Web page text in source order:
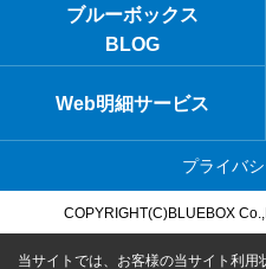
ブルーボックス
BLOG
Web明細サービス
プライバ
COPYRIGHT(C)BLUEBOX
当サイトでは、お客様の当サイト利